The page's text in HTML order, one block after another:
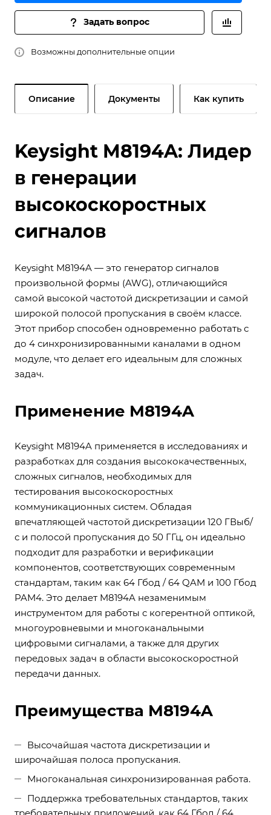
Задать вопрос
Возможны дополнительные опции
Описание Документы Как купить
Keysight M8194A: Лидер
в генерации
высокоскоростных
сигналов
Keysight M8194A — это генератор сигналов
произвольной формы (AWG), отличающийся
самой высокой частотой дискретизации и самой
широкой полосой пропускания в своём классе.
Этот прибор способен одновременно работать с
до 4 синхронизированными каналами в одном
модуле, что делает его идеальным для сложных
задач.
Применение M8194A
Keysight M8194A применяется в исследованиях и
разработках для создания высококачественных,
сложных сигналов, необходимых для
тестирования высокоскоростных
коммуникационных систем. Обладая
впечатляющей частотой дискретизации 120 ГВыб/
с и полосой пропускания до 50 ГГц, он идеально
подходит для разработки и верификации
компонентов, соответствующих современным
стандартам, таким как 64 Гбод / 64 QAM и 100 Гбод
PAM4. Это делает M8194A незаменимым
инструментом для работы с когерентной оптикой,
многоуровневыми и многоканальными
цифровыми сигналами, а также для других
передовых задач в области высокоскоростной
передачи данных.
Преимущества M8194A
Высочайшая частота дискретизации и
широчайшая полоса пропускания.
Многоканальная синхронизированная работа.
Поддержка требовательных стандартов, таких